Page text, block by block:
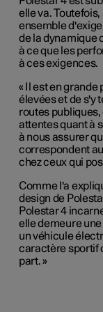
elle va.
ensemble
de la dynamique
à ce que les
à ces exigences.
« Il est en
élevées et de s'y
routes
attentes quant à
à nous assurer
correspondent
chez ceux qui
Comme l'a
design de
Polestar 4
elle demeure une
un véhicule
caractère sportif
part. »